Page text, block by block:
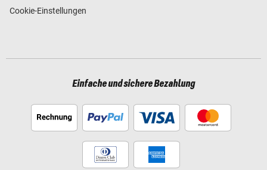
Cookie-Einstellungen
Einfache und sichere Bezahlung